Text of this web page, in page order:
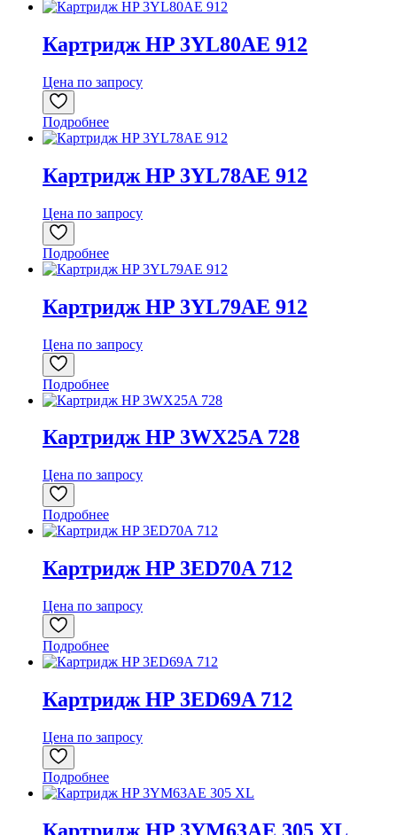
Картридж HP 3YL80AE 912
Цена по запросу
Подробнее
Картридж HP 3YL78AE 912
Цена по запросу
Подробнее
Картридж HP 3YL79AE 912
Цена по запросу
Подробнее
Картридж HP 3WX25A 728
Цена по запросу
Подробнее
Картридж HP 3ED70A 712
Цена по запросу
Подробнее
Картридж HP 3ED69A 712
Цена по запросу
Подробнее